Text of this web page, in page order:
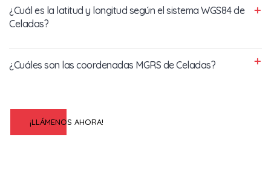
¿Cuál es la latitud y longitud según el sistema WGS84 de
Celadas?
¿Cuáles son las coordenadas MGRS de Celadas?
¡LLÁMENOS AHORA!